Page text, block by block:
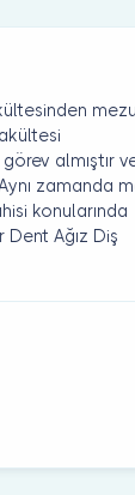
almıştır
zamanda
konularında
Ağız Diş